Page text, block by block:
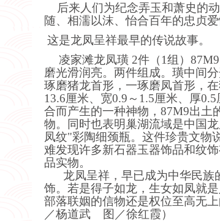
后来人们为纪念弄玉和萧史的
随、相濡以沫、怡合百年的忠贞爱
这是龙凤呈祥最早的传说故事。
凌家滩龙凤璜 2件（1组）
磨光滑润亮。两件组成。璜中间
琢磨猪龙首形，一琢磨凤首形，
13.6厘米、宽0.9～1.5厘米、厚0.5
合而产生的一种神物 ， 87M9出土
物。同时也表明巢湖流域是中国龙
凤纹"彩陶细颈瓶。这件珍贵文物
难发现许多新石器玉器饰品和纹
品实物。
龙凤呈祥， 早已成为中华民族
饰。 若是得子如龙，生女如凤就是
部落联姻的信物还是权位至高无
／杨道武 图／徐红霞）